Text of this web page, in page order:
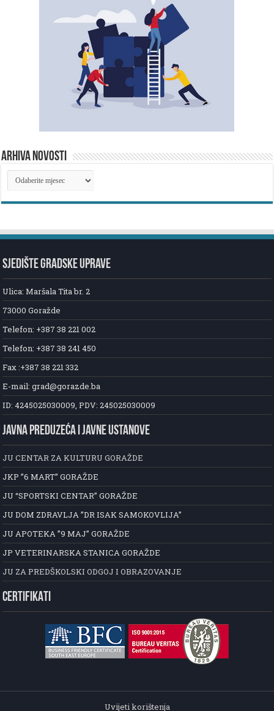
ARHIVA NOVOSTI
ARHIVA
NOVOSTI
SJEDIŠTE GRADSKE UPRAVE
Ulica: Maršala Tita br. 2
73000 Goražde
Telefon: +387 38 221 002
Telefon: +387 38 241 450
Fax :+387 38 221 332
E-mail: grad@gorazde.ba
ID: 4245025030009, PDV: 245025030009
JAVNA PREDUZEĆA I JAVNE USTANOVE
JU CENTAR ZA KULTURU GORAŽDE
JKP ”6 MART” GORAŽDE
JU “SPORTSKI CENTAR” GORAŽDE
JU DOM ZDRAVLJA ”DR ISAK SAMOKOVLIJA”
JU APOTEKA ”9 MAJ” GORAŽDE
JP VETERINARSKA STANICA GORAŽDE
JU ZA PREDŠKOLSKI ODGOJ I OBRAZOVANJE
CERTIFIKATI
Uvijeti korištenja